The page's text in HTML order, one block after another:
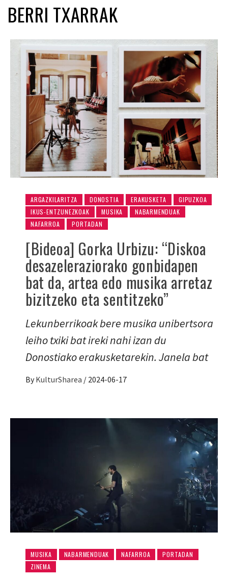
BERRI TXARRAK
ARGAZKILARITZA DONOSTIA ERAKUSKETA
GIPUZKOA
IKUS-ENTZUNEZKOAK
MUSIKA
NABARMENDUAK
NAFARROA
PORTADAN
[Bideoa] Gorka Urbizu: “Diskoa
desazeleraziorako gonbidapen
bat da, artea edo musika arretaz
bizitzeko eta sentitzeko”
Lekunberrikoak bere musika unibertsora
leiho txiki bat ireki nahi izan du
Donostiako erakusketarekin. Janela bat
By KulturSharea / 2024-06-17
MUSIKA NABARMENDUAK NAFARROA
PORTADAN
ZINEMA